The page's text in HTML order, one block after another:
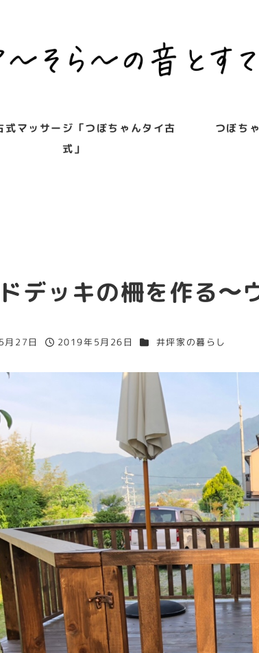
式マッサージ「つぼちゃんタイ古
式」
つぼち
デッキの柵を作る
27日
投稿日
2019年5月26日 カテゴリー
井坪家の暮らし